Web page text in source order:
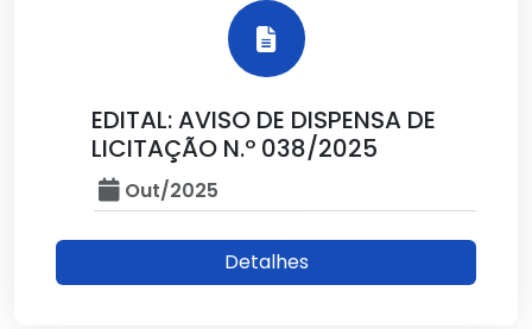
EDITAL: AVISO DE DISPENSA DE
LICITAÇÃO N.º 038/2025
Out/2025
Detalhes